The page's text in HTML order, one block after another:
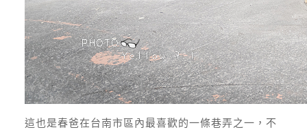
這也是春爸在台南市區內最喜歡的一條巷弄之一，不